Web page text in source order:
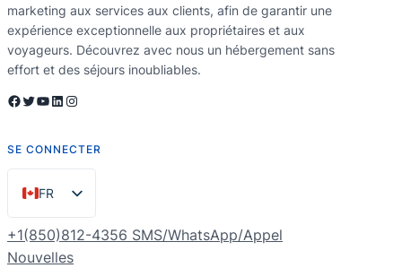
marketing aux services aux clients, afin de garantir une
expérience exceptionnelle aux propriétaires et aux
voyageurs. Découvrez avec nous un hébergement sans
effort et des séjours inoubliables.
Facebook Twitter YouTube LinkedIn Instagram
SE CONNECTER
FR
EN
ES
+1(850)812-4356 SMS/WhatsApp/Appel
Nouvelles